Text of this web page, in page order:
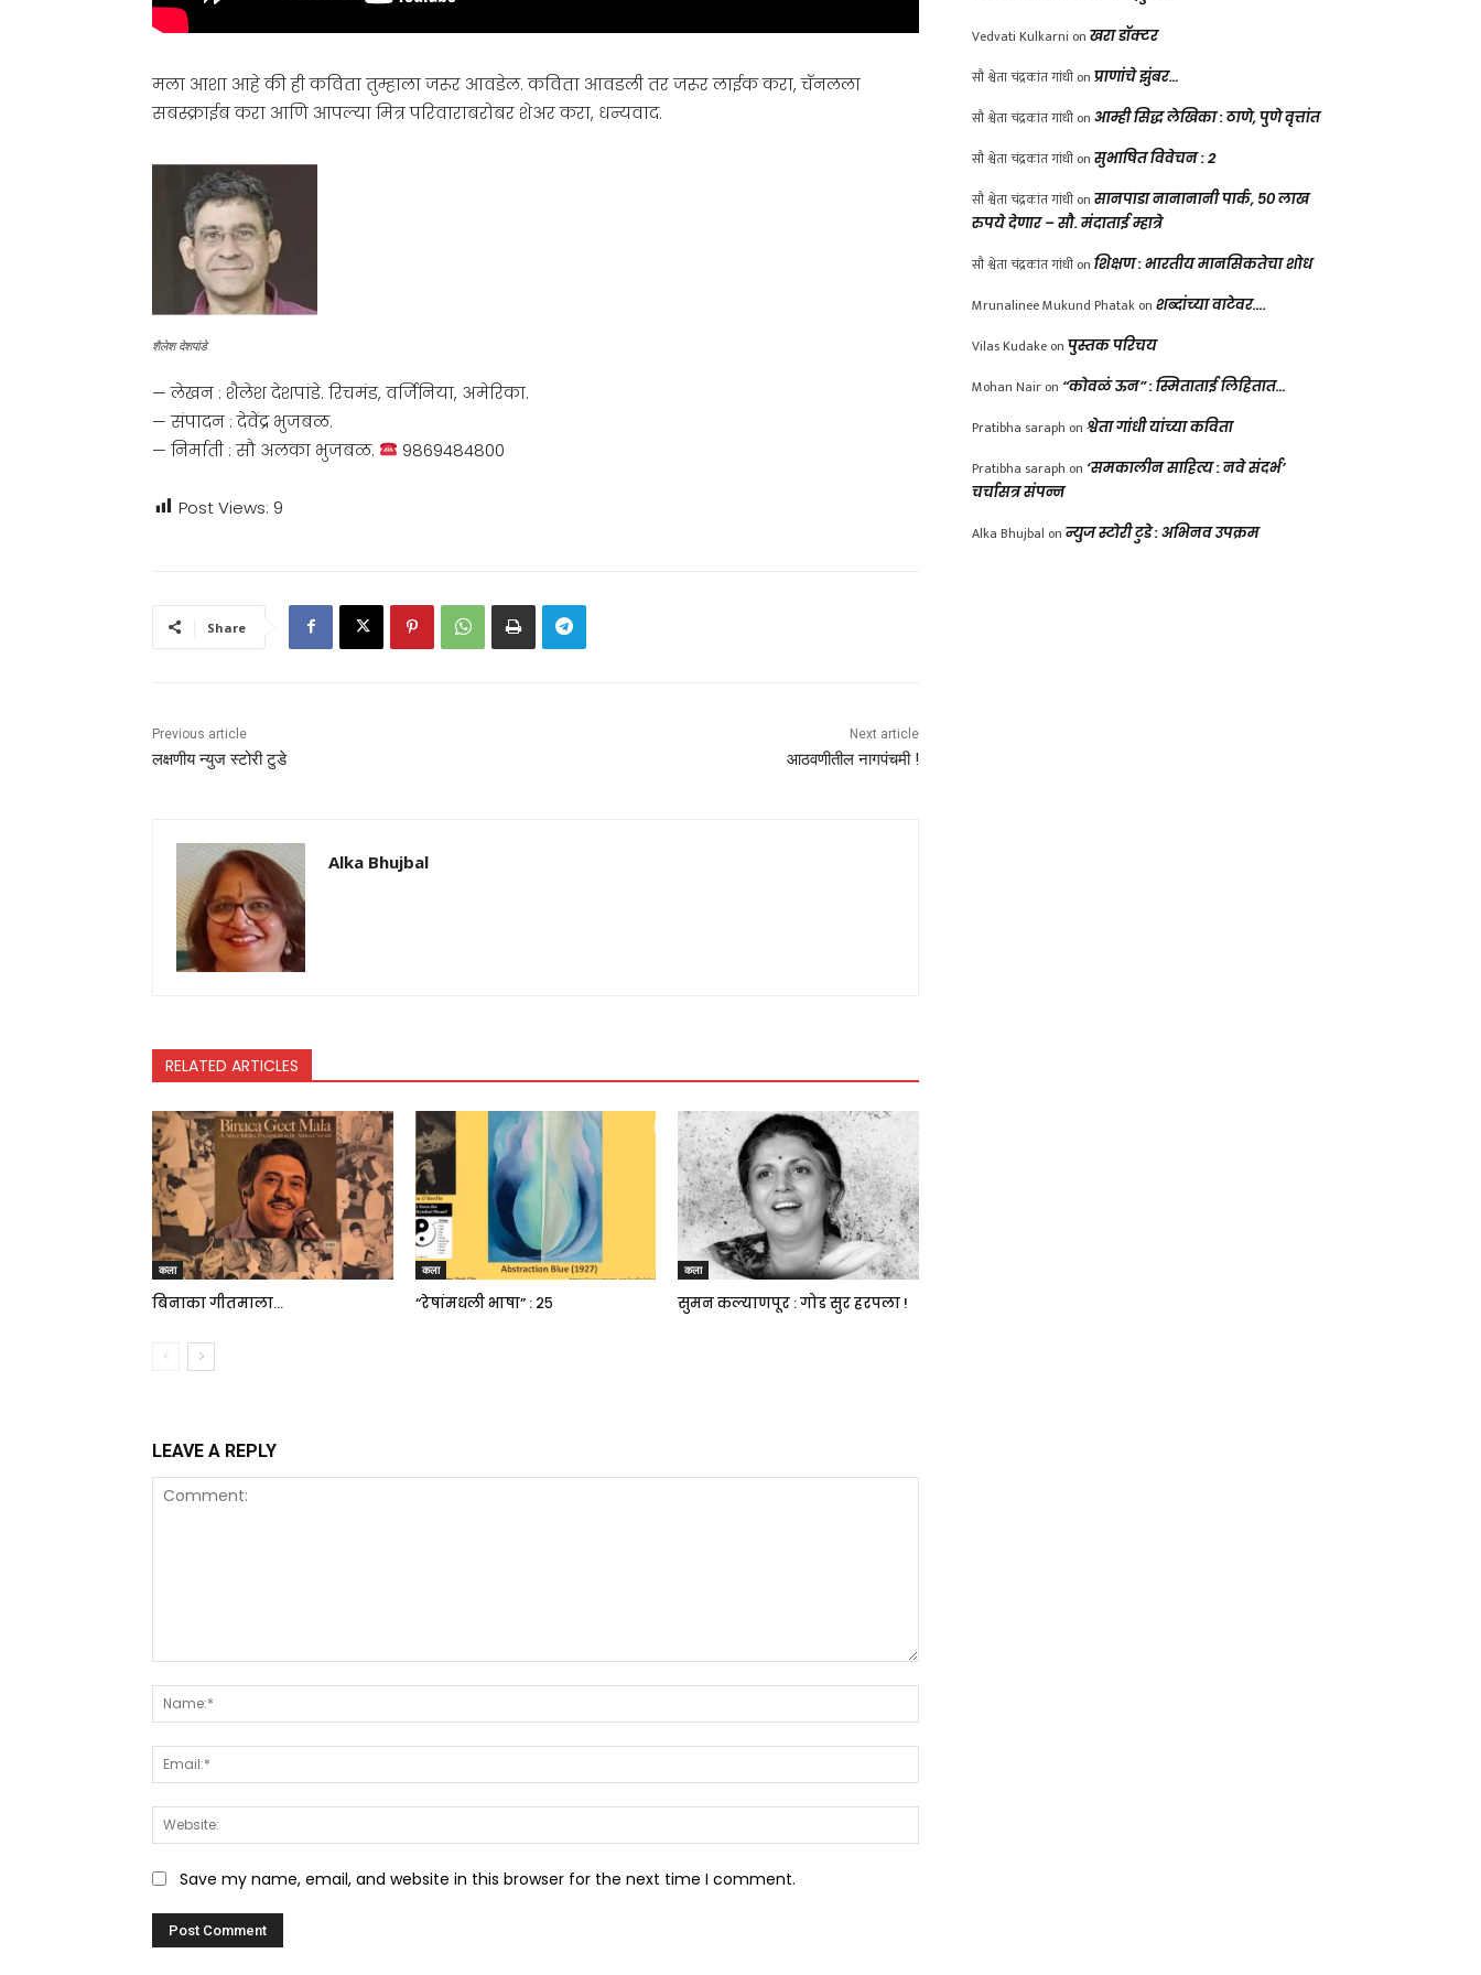
मला आशा आहे की ही कविता तुम्हाला जरूर आवडेल. कविता आवडली तर जरूर लाईक करा, चॅनलला
सबस्क्राईब करा आणि आपल्या मित्र परिवाराबरोबर शेअर करा, धन्यवाद.
शैलेश देशपांडे
— लेखन : शैलेश देशपांडे. रिचमंड, वर्जिनिया, अमेरिका.
— संपादन : देवेंद्र भुजबळ.
— निर्माती : सौ अलका भुजबळ.
9869484800
Post Views: 9
Share
Previous article
लक्षणीय न्युज स्टोरी टुडे
Next article
आठवणीतील नागपंचमी !
Alka Bhujbal
RELATED ARTICLES
कला
बिनाका गीतमाला…
कला
“रेषांमधली भाषा” : २५
कला
सुमन कल्याणपूर : गोड सुर हरपला !
LEAVE A REPLY
Save my name, email, and website in this browser for the next time I comment.
Vedvati Kulkarni on खरा डॉक्टर
सौ श्वेता चंद्रकांत गांधी on प्राणांचे झुंबर…
सौ श्वेता चंद्रकांत गांधी on आम्ही सिद्ध लेखिका : ठाणे, पुणे वृत्तांत
सौ श्वेता चंद्रकांत गांधी on सुभाषित विवेचन : 2
सौ श्वेता चंद्रकांत गांधी on सानपाडा नानानानी पार्क, ५० लाख
रुपये देणार – सौ. मंदाताई म्हात्रे
सौ श्वेता चंद्रकांत गांधी on शिक्षण : भारतीय मानसिकतेचा शोध
Mrunalinee Mukund Phatak on शब्दांच्या वाटेवर….
Vilas Kudake on पुस्तक परिचय
Mohan Nair on “कोवळं ऊन” : स्मिताताई लिहितात…
Pratibha saraph on श्वेता गांधी यांच्या कविता
Pratibha saraph on ‘समकालीन साहित्य : नवे संदर्भ’
चर्चासत्र संपन्न
Alka Bhujbal on न्युज स्टोरी टुडे : अभिनव उपक्रम